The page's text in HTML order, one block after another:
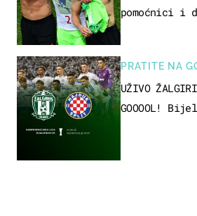
pomoćnici i
PRATITE NA
UŽIVO
GOOOOL!